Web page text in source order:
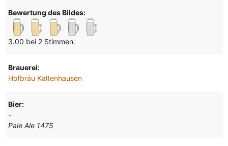
Bewertung des Bildes:
3.00 bei 2 Stimmen.
Brauerei:
Hofbräu Kaltenhausen
Bier:
-
Pale Ale 1475